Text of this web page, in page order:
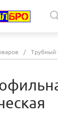
/ Трубный